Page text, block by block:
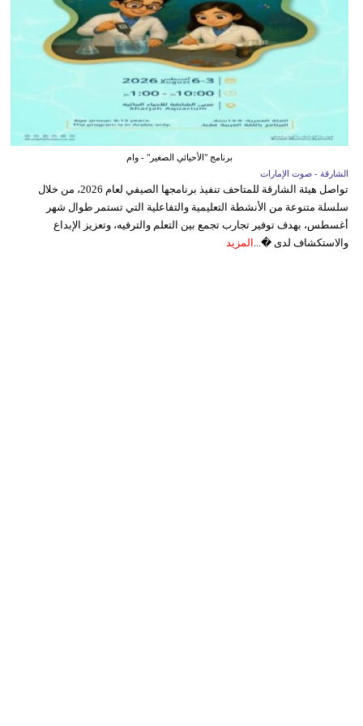
برنامج "الأحيائي الصغير" - وام
الشارقة - صوت الإمارات
تواصل هيئة الشارقة للمتاحف تنفيذ برنامجها الصيفي لعام 2026، من خلال
سلسلة متنوعة من الأنشطة التعليمية والتفاعلية التي تستمر طوال شهر
أغسطس، بهدف توفير تجارب تجمع بين التعلم والترفيه، وتعزيز الإبداع
والاستكشاف لدى �... المزيد